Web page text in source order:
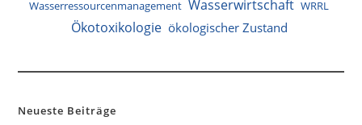
Wasserressourcenmanagement Wasserwirtschaft WRRL
Ökotoxikologie ökologischer Zustand
Neueste Beiträge